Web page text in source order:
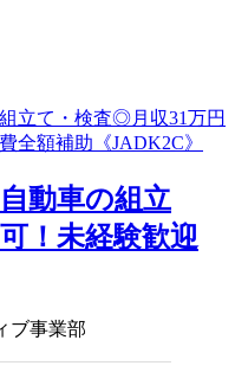
動車の組立
！未経験歓迎
ブ事業部